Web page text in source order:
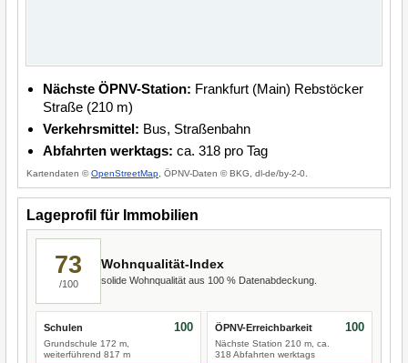
Nächste ÖPNV-Station: Frankfurt (Main) Rebstöcker
Straße (210 m)
Verkehrsmittel: Bus, Straßenbahn
Abfahrten werktags: ca. 318 pro Tag
Kartendaten ©OpenStreetMap , ÖPNV-Daten © BKG, dl-de/by-2-0.
Lageprofil für Immobilien
73
/100
Wohnqualität-Index
solide Wohnqualität aus 100 % Datenabdeckung.
Schulen
Grundschule 172 m,
weiterführend 817 m
100 ÖPNV-Erreichbarkeit
Nächste Station 210 m, ca.
318 Abfahrten werktags
100